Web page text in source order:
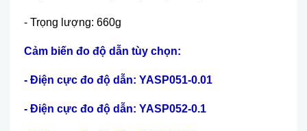
- Trọng lượng: 660g
Cảm biến đo độ dẫn tùy chọn:
- Điện cực đo độ dẫn: YASP051-0.01
- Điện cực đo độ dẫn: YASP052-0.1